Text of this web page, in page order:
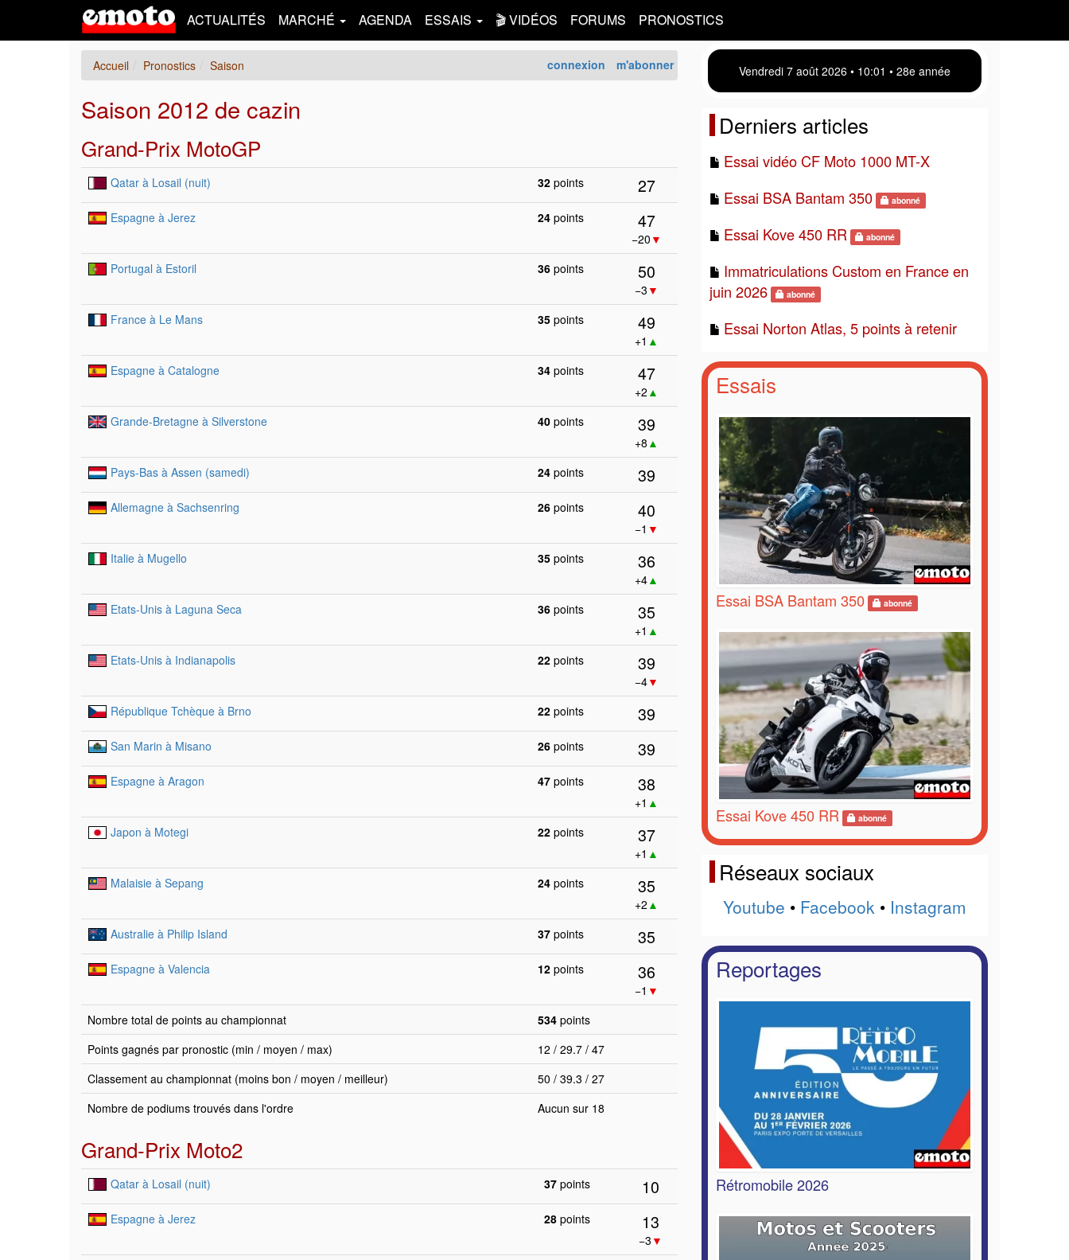
ACTUALITÉS MARCHÉ AGENDA ESSAIS 🎬 VIDÉOS FORUMS PRONOSTICS
connexion m'abonner
Accueil Pronostics Saison
Saison 2012 de cazin
Grand-Prix MotoGP
Qatar à Losail (nuit) 32 points 27
Espagne à Jerez 24 points 47
−20 ▼
Portugal à Estoril
36 points 50
−3 ▼
France à Le Mans
35 points 49
+1 ▲
Espagne à Catalogne
34 points 47
+2 ▲
Grande-Bretagne à Silverstone
40 points 39
+8 ▲
Pays-Bas à Assen (samedi)
24 points 39
Allemagne à Sachsenring 26 points 40
−1 ▼
Italie à Mugello
35 points 36
+4▲
Etats-Unis à Laguna Seca
36 points 35
+1 ▲
Etats-Unis à Indianapolis
22 points 39
−4▼
République Tchèque à Brno
22 points 39
San Marin à Misano 26 points 39
Espagne à Aragon 47 points 38
+1 ▲
Japon à Motegi
22 points 37
+1 ▲
Malaisie à Sepang
24 points 35
+2 ▲
Australie à Philip Island
37 points 35
Espagne à Valencia 12 points 36
−1 ▼
Nombre total de points au championnat
534 points
Points gagnés par pronostic (min / moyen / max)
12 / 29.7 / 47
Classement au championnat (moins bon / moyen / meilleur)
50 / 39.3 / 27
Nombre de podiums trouvés dans l'ordre
Aucun sur 18
Grand-Prix Moto2
Qatar à Losail (nuit) 37 points 10
Espagne à Jerez 28 points 13
−3 ▼
Vendredi 7 août 2026 • 10 01 • 28e année
Derniers articles
Essai vidéo CF Moto 1000 MT-X
Essai BSA Bantam 350
abonné
Essai Kove 450 RR abonné
Immatriculations Custom en France en
juin 2026
abonné
Essai Norton Atlas, 5 points à retenir
Essais
Essai BSA Bantam 350 abonné
Essai Kove 450 RR abonné
Réseaux sociaux
Youtube • Facebook • Instagram
Reportages
Rétromobile 2026